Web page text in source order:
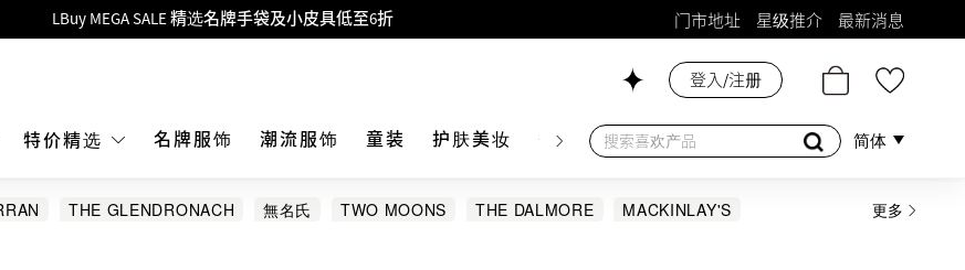
Goyard Hobo / Hobo Mini人气限量特别版限时原价低至75折!
MOKO 1楼175号铺旗舰店特设名牌Hermès、CHANEL及LV专区！
购物满HKD500即享免运费！
门市地址 星级推介 最新消息
特价精选 名牌服饰 潮流服饰 童装 护肤美妆 香水香薰 个人护理 母婴护理 游戏及精品
登入/注册
简体
THE GLENDRONACH 無名氏 TWO MOONS THE DALMORE
MACKINLAY'S
更多